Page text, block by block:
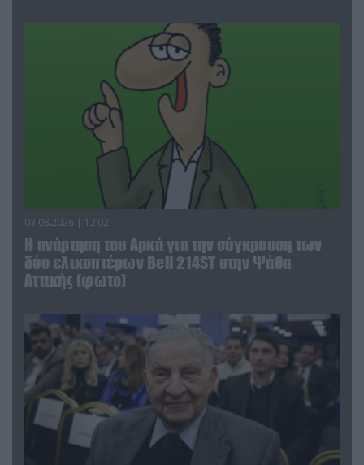
03.08.2026 | 12:02
Η ανάρτηση του Αρκά για την σύγκρουση των
δύο ελικοπτέρων Bell 214ST στην Ψάθα
Αττικής (φωτο)